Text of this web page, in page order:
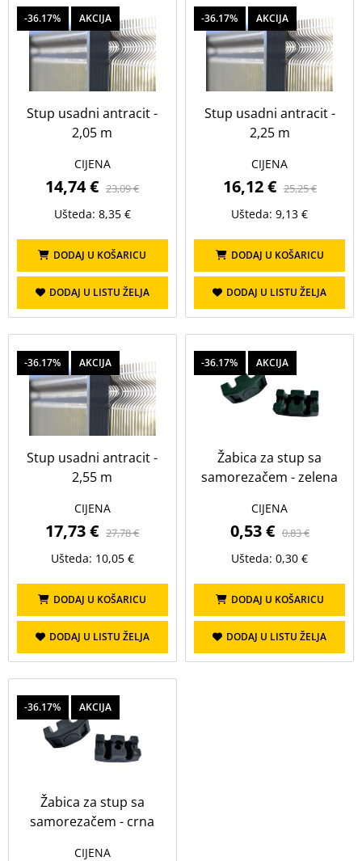
-36.17% AKCIJA
Stup usadni antracit -
2,05 m
CIJENA
14,74 € 23,09 €
Ušteda: 8,35 €
DODAJ U KOŠARICU
DODAJ U LISTU ŽELJA
-36.17% AKCIJA
Stup usadni antracit -
2,25 m
CIJENA
16,12 € 25,25 €
Ušteda: 9,13 €
DODAJ U KOŠARICU
DODAJ U LISTU ŽELJA
-36.17% AKCIJA
Stup usadni antracit -
2,55 m
CIJENA
17,73 € 27,78 €
Ušteda: 10,05 €
DODAJ U KOŠARICU
DODAJ U LISTU ŽELJA
-36.17% AKCIJA
Žabica za stup sa
samorezačem - zelena
CIJENA
0,53 € 0,83 €
Ušteda: 0,30 €
DODAJ U KOŠARICU
DODAJ U LISTU ŽELJA
-36.17% AKCIJA
Žabica za stup sa
samorezačem - crna
CIJENA